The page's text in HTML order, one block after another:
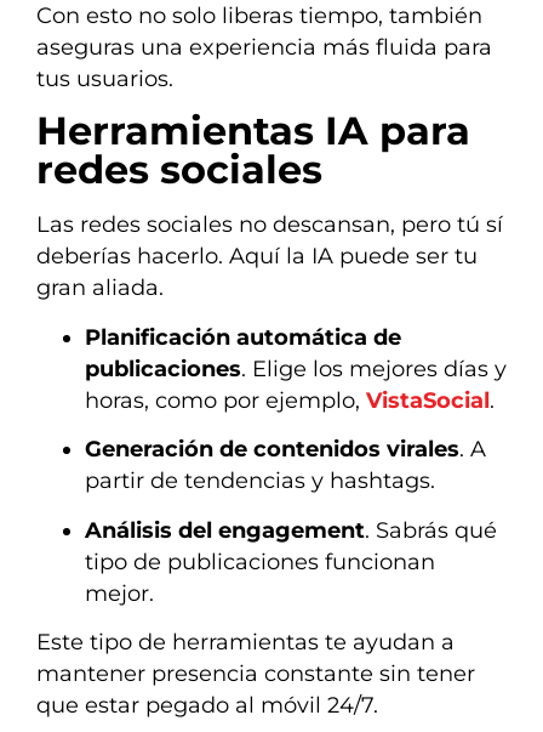
Con esto no solo liberas tiempo, también
aseguras una experiencia más fluida para
tus usuarios.
Herramientas IA para
redes sociales
Las redes sociales no descansan, pero tú sí
deberías hacerlo. Aquí la IA puede ser tu
gran aliada.
Planificación automática de
publicaciones. Elige los mejores días y
horas, como por ejemplo, VistaSocial.
Generación de contenidos virales. A
partir de tendencias y hashtags.
Análisis del engagement. Sabrás qué
tipo de publicaciones funcionan
mejor.
Este tipo de herramientas te ayudan a
mantener presencia constante sin tener
que estar pegado al móvil 24/7.